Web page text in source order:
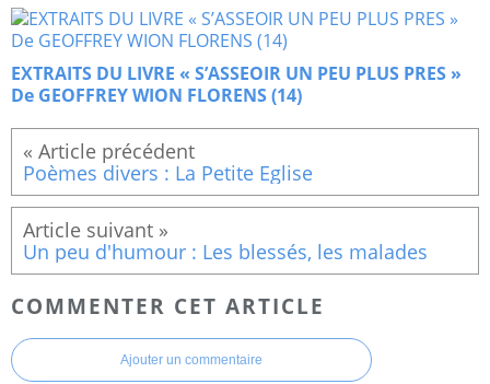
EXTRAITS DU LIVRE « S’ASSEOIR UN PEU PLUS PRES »
De GEOFFREY WION FLORENS (14)
Poèmes divers : La Petite Eglise
Un peu d'humour : Les blessés, les malades
COMMENTER CET ARTICLE
Ajouter un commentaire